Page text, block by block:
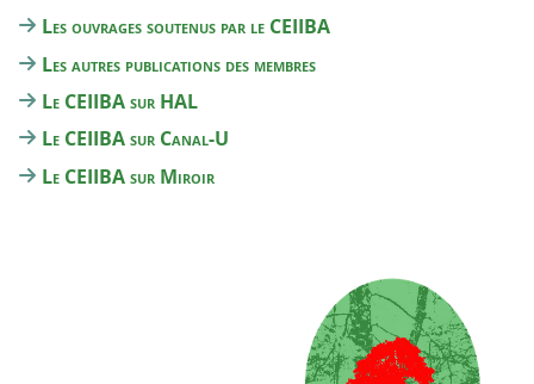
Les ouvrages soutenus par le CEIIBA
Les autres publications des membres
Le CEIIBA sur HAL
Le CEIIBA sur Canal-U
Le CEIIBA sur Miroir